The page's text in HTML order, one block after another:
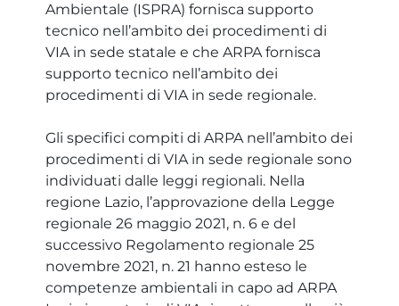
Ambientale (ISPRA) fornisca supporto
tecnico nell’ambito dei procedimenti di
VIA in sede statale e che ARPA fornisca
supporto tecnico nell’ambito dei
procedimenti di VIA in sede regionale.
Gli specifici compiti di ARPA nell’ambito dei
procedimenti di VIA in sede regionale sono
individuati dalle leggi regionali. Nella
regione Lazio, l’approvazione della Legge
regionale 26 maggio 2021, n. 6 e del
successivo Regolamento regionale 25
novembre 2021, n. 21 hanno esteso le
competenze ambientali in capo ad ARPA